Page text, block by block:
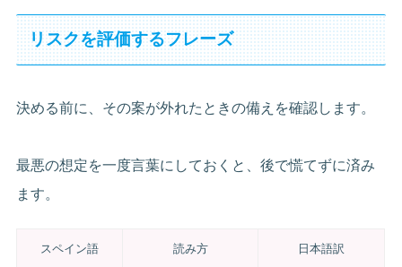
リスクを評価するフレーズ
決める前に、その案が外れたときの備えを確認します。
最悪の想定を一度言葉にしておくと、後で慌てずに済み
ます。
スペイン語 読み方 日本語訳